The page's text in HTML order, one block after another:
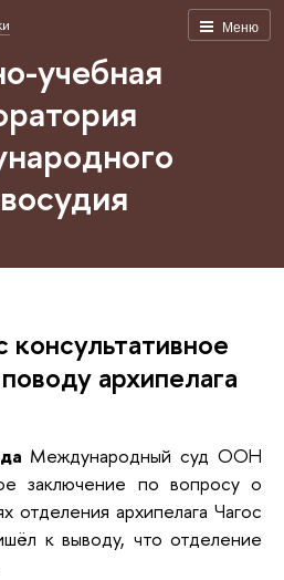
Меню
учебная
архипелага
Международный суд ООН
заключение по вопросу о
отделения архипелага Чагос
к выводу, что отделение